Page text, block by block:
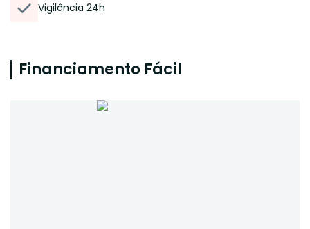
Vigilância 24h
Financiamento Fácil